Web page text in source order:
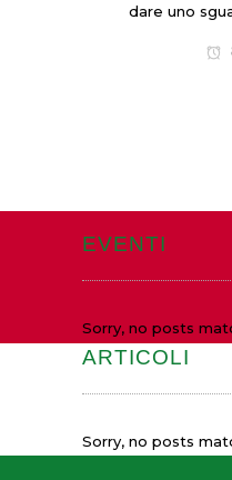
dare uno
8
EVENTI
Sorry, no posts
ARTICOLI
Sorry, no posts